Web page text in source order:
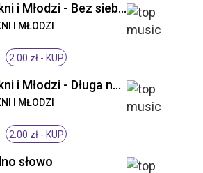
Piękni i Młodzi - Bez siebie (Original Mix)
I MŁODZI
2.00 zł - KUP
Piękni i Młodzi - Długa noc ((Original Mix))
I MŁODZI
2.00 zł - KUP
słowo